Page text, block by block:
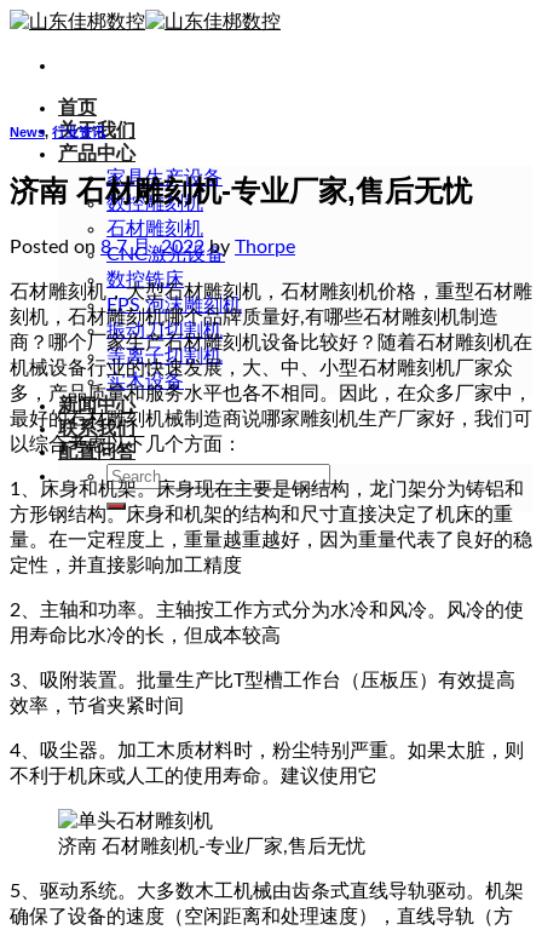
Skip
content
首页
关于我们
产品中心
家具生产设备
数控雕刻机
石材雕刻机
CNC激光设备
数控铣床
EPS 泡沫雕刻机
振动刀切割机
等离子切割机
实木设备
新闻中心
联系我们
配置问答
Search
for:
News, 行业资讯
济南 石材雕刻机-专业厂家,售后无忧
Posted on 8 7 月, 2022by Thorpe
石材雕刻机，大型石材雕刻机，石材雕刻机价格，重型石材雕
刻机，石材雕刻机哪个品牌质量好,有哪些石材雕刻机制造
商？哪个厂家生产石材雕刻机设备比较好？随着石材雕刻机在
机械设备行业的快速发展，大、中、小型石材雕刻机厂家众
多，产品质量和服务水平也各不相同。因此，在众多厂家中，
最好的石材雕刻机械制造商说哪家雕刻机生产厂家好，我们可
以综合考虑以下几个方面：
1、床身和机架。床身现在主要是钢结构，龙门架分为铸铝和
方形钢结构。床身和机架的结构和尺寸直接决定了机床的重
量。在一定程度上，重量越重越好，因为重量代表了良好的稳
定性，并直接影响加工精度
2、主轴和功率。主轴按工作方式分为水冷和风冷。风冷的使
用寿命比水冷的长，但成本较高
3、吸附装置。批量生产比T型槽工作台（压板压）有效提高
效率，节省夹紧时间
4、吸尘器。加工木质材料时，粉尘特别严重。如果太脏，则
不利于机床或人工的使用寿命。建议使用它
济南 石材雕刻机-专业厂家,售后无忧
5、驱动系统。大多数木工机械由齿条式直线导轨驱动。机架
确保了设备的速度（空闲距离和处理速度），直线导轨（方